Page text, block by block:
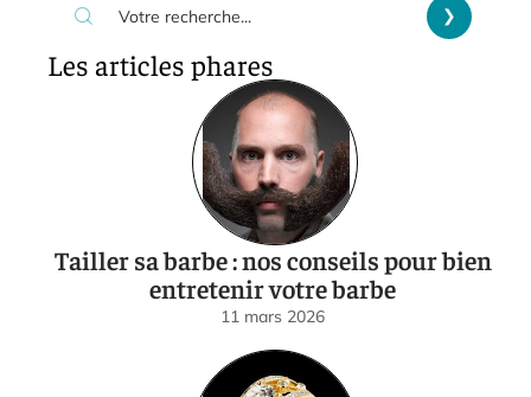
Les articles phares
Tailler sa barbe : nos conseils pour bien
entretenir votre barbe
11 mars 2026